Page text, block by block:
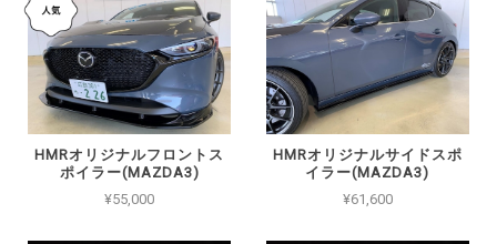
HMRオリジナルフロントス
ポイラー(MAZDA3)
¥55,000
HMRオリジナルサイドスポ
イラー(MAZDA3)
¥61,600